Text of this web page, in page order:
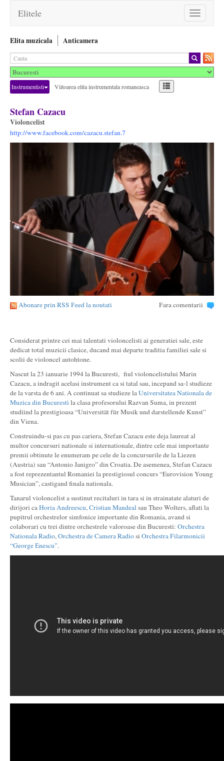
Toggle
navigation
Elitele
Elita muzicala Anticamera
Instrumentisti Viitoarea elita instrumentala romaneasca
Stefan Cazacu
Violoncelist
http://www.facebook.com/cazacu.stefan.7
Abonare prin RSS Feed la noutati Fara comentarii
Considerat printre cei mai talentati violoncelisti ai generatiei sale, este
dedicat total muzicii clasice, ducand mai departe traditia familiei sale si
scolii de violoncel autohtone.
Nascut la 23 ianuarie 1994 la Bucuresti, fiul violoncelistului Marin
Cazacu, a indragit acelasi instrument ca si tatal sau, incepand sa-l studieze
de la varsta de 6 ani. A continuat sa studieze laUniversitatea Nationala de
Muzica din Bucuresti la clasa profesorului Razvan Suma, in prezent
studiind la prestigioasa “Universität für Musik und darstellende Kunst”
din Viena.
Construindu-si pas cu pas cariera, Stefan Cazacu este deja laureat al
multor concursuri nationale si internationale, dintre cele mai importante
premii obtinute le enumeram pe cele de la concursurile de la Liezen
(Austria) sau “Antonio Janigro” din Croatia. De asemenea, Stefan Cazacu
a fost reprezentantul Romaniei la prestigiosul concurs “Eurovision Young
Musician”, castigand finala nationala.
Tanarul violoncelist a sustinut recitaluri in tara si in strainatate alaturi de
dirijori caHoria Andreescu,Cristian Mandealsau Theo Wolters, aflati la
pupitrul orchestrelor simfonice importante din Romania, avand si
colaborari cu trei dintre orchestrele valoroase din Bucuresti: Orchestra
Nationala Radio,Orchestra de Camera Radiosi Orchestra Filarmonicii
“George Enescu”.